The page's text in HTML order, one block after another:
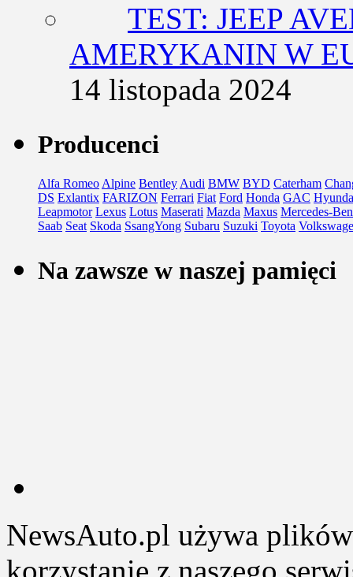
TEST: JEEP
AMERYKANIN W
14 listopada 2024
Producenci
Alfa Romeo Alpine Bentley Audi BMW BYD Caterham
DS Exlantix FARIZON Ferrari Fiat Ford Honda GAC
Leapmotor Lexus Lotus Maserati Mazda Maxus Mercedes-
Saab Seat Skoda SsangYong Subaru Suzuki Toyota
Na zawsze w naszej pamięci
NewsAuto.pl używa